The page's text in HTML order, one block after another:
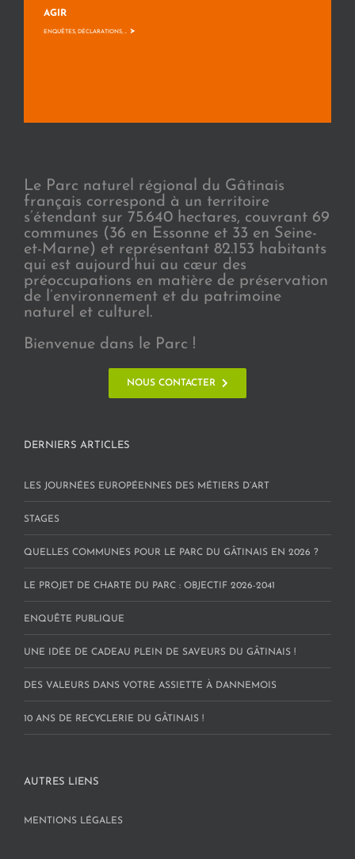
AGIR
ENQUÊTES, DÉCLARATIONS, ... >
Le Parc naturel régional du Gâtinais
français correspond à un territoire
s’étendant sur 75.640 hectares, couvrant 69
communes (36 en Essonne et 33 en Seine-
et-Marne) et représentant 82.153 habitants
qui est aujourd’hui au cœur des
préoccupations en matière de préservation
de l’environnement et du patrimoine
naturel et culturel.
Bienvenue dans le Parc !
NOUS CONTACTER
DERNIERS ARTICLES
LES JOURNÉES EUROPÉENNES DES MÉTIERS D’ART
STAGES
QUELLES COMMUNES POUR LE PARC DU GÂTINAIS EN 2026 ?
LE PROJET DE CHARTE DU PARC : OBJECTIF 2026-2041
ENQUÊTE PUBLIQUE
UNE IDÉE DE CADEAU PLEIN DE SAVEURS DU GÂTINAIS !
DES VALEURS DANS VOTRE ASSIETTE À DANNEMOIS
10 ANS DE RECYCLERIE DU GÂTINAIS !
AUTRES LIENS
MENTIONS LÉGALES